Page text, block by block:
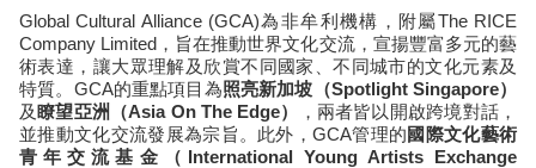
Global Cultural Alliance (GCA)為非牟利機構，附屬The RICE
Company Limited，旨在推動世界文化交流，宣揚豐富多元的藝
術表達，讓大眾理解及欣賞不同國家、不同城市的文化元素及
特質。GCA的重點項目為照亮新加坡（Spotlight Singapore）
及瞭望亞洲（AsiaOn The Edge）
，兩者皆以開啟跨境對話，
並推動文化交流發展為宗旨。此外，GCA管理的國際文化藝術
青年交流基金（International Young Artists Exchange